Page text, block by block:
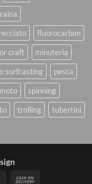
fluorocarbon
craft
minuteria
surfcasting
pesca
spinning
trolling tubertini
MasterCard